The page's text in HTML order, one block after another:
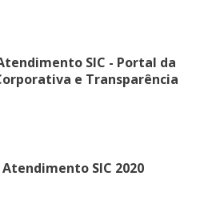
SIC - Portal da
e Transparência
SIC 2020